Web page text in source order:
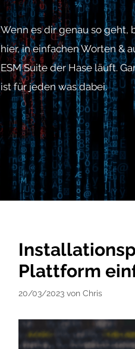
Wenn es dir genau so geht,
hier, in einfachen Worten &
ESM Suite der Hase läuft.
ist für jeden was dabei.
Plattform
20/03/2023 von Chris